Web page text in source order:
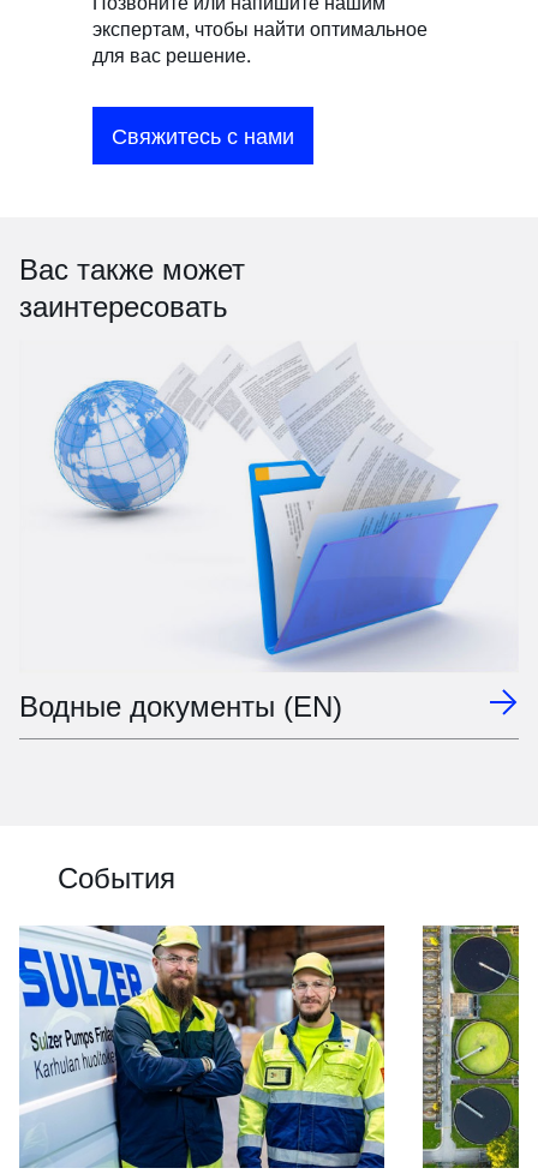
экспертам, чтобы найти оптимальное
для вас решение.
Свяжитесь с нами
Вас также может
заинтересовать
Водные документы (EN)
События